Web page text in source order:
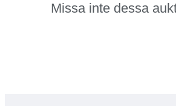
Missa inte dessa